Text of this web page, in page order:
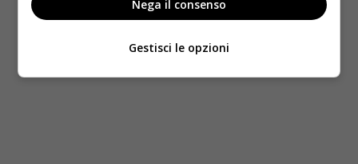
Nega il consenso
Gestisci le opzioni